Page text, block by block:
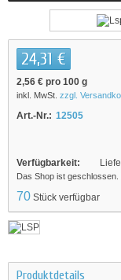
24,31 €
2,56 € pro 100 g
inkl. MwSt. zzgl.
Art.-Nr.: 12505
Verfügbarkeit:
Das Shop ist geschlossen.
70 Stück verfügbar
Produktdetails